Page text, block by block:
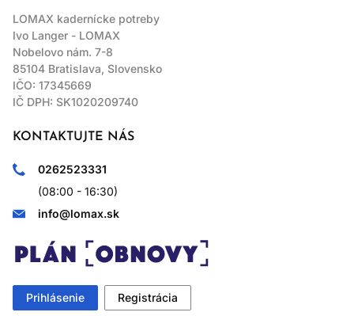
LOMAX kadernícke potreby
Ivo Langer - LOMAX
Nobelovo nám. 7-8
85104 Bratislava, Slovensko
IČO: 17345669
IČ DPH: SK1020209740
KONTAKTUJTE NÁS
0262523331
(08:00 - 16:30)
info@lomax.sk
Prihlásenie Registrácia